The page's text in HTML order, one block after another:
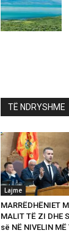
TË NDRYSHME
Lajme
MARRËDHËNIET
MALIT TË ZI DHE
së NË NIVELIN MË